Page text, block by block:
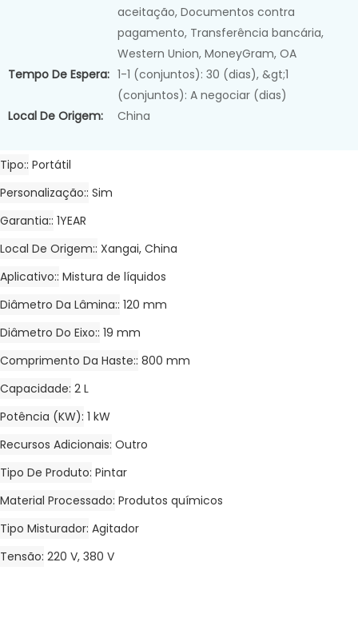
aceitação, Documentos contra
pagamento, Transferência bancária,
Western Union, MoneyGram, OA
Tempo De Espera: 1-1 (conjuntos): 30 (dias), &gt;1
(conjuntos): A negociar (dias)
Local De Origem:
China
Tipo: Portátil
Personalização: Sim
Garantia: 1YEAR
Local De Origem: Xangai, China
Aplicativo: Mistura de líquidos
Diâmetro Da Lâmina: 120 mm
Diâmetro Do Eixo: 19 mm
Comprimento Da Haste: 800 mm
Capacidade 2 L
Potência (kW) 1 kW
Recursos Adicionais Outro
Tipo De Produto Pintar
Material Processado Produtos químicos
Tipo Misturador Agitador
Tensão 220 V, 380 V